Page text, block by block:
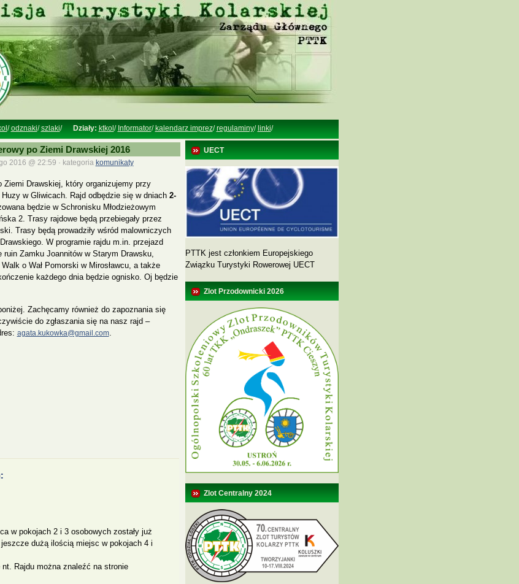
/odznaki/szlaki/ Działy: ktkol / Informator/ kalendarz imprez/regulaminy/ linki/
po Ziemi Drawskiej 2016
2016 @ 22:59 · kategoria komunikaty
Ziemi Drawskiej, który organizujemy przy
w Gliwicach. Rajd odbędzie się w dniach 2-
będzie w Schronisku Młodzieżowym
2. Trasy rajdowe będą przebiegały przez
Trasy będą prowadziły wśród malowniczych
W programie rajdu m.in. przejazd
Zamku Joannitów w Starym Drawsku,
o Wał Pomorski w Mirosławcu, a także
każdego dnia będzie ognisko. Oj będzie
Zachęcamy również do zapoznania się
do zgłaszania się na nasz rajd –
agata.kukowka@gmail.com.
w pokojach 2 i 3 osobowych zostały już
dużą ilością miejsc w pokojach 4 i
Rajdu można znaleźć na stronie
UECT
PTTK jest członkiem Europejskiego
Związku Turystyki Rowerowej UECT
Zlot Przodownicki 2026
Zlot Centralny 2024